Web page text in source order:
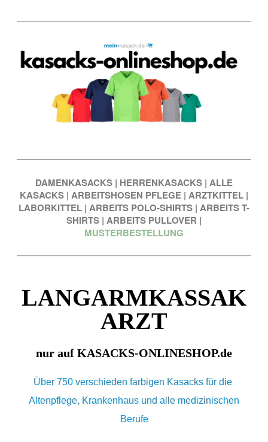
DAMENKASACKS | HERRENKASACKS | ALLE
KASACKS | ARBEITSHOSEN PFLEGE | ARZTKITTEL |
LABORKITTEL | ARBEITS POLO-SHIRTS | ARBEITS T-
SHIRTS | ARBEITS PULLOVER |
MUSTERBESTELLUNG
LANGARMKASSAK
ARZT
nur auf KASACKS-ONLINESHOP.de
Über 750 verschieden farbigen Kasacks für die
Altenpflege, Krankenhaus und alle medizinischen
Berufe